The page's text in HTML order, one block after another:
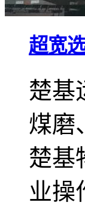
超宽
楚基
煤磨
楚基
业操